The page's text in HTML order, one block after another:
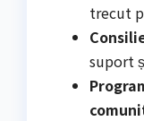
trecut
suport